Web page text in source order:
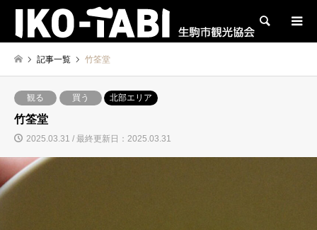
検索
記事一覧 竹筌堂
観る 買う 北部エリア
竹筌堂
2025.03.31 / 最終更新日：2025.03.31